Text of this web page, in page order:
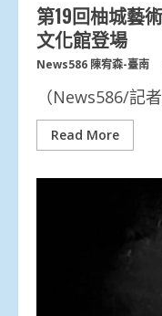
第19回柚城藝
文化館登場
News586 陳宥森-臺南
（News586/記
Read More